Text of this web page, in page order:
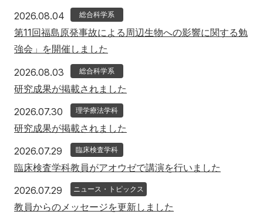
入試情報
地域の方へ
入学希望の方へ 在学生の方へ
卒業生の方へ 教職員の方へ
2026.08.04 2026年8月4日
総合科学系
第11回福島原発事故による周辺生物への影響に関する勉
強会」を開催しました
2026.08.03 2026年8月3日
総合科学系
研究成果が掲載されました
2026.07.30 2026年7月30日
理学療法学科
研究成果が掲載されました
2026.07.29 2026年7月29日
臨床検査学科
臨床検査学科教員がアオウゼで講演を行いました
2026.07.29 2026年7月29日
ニュース・トピックス
教員からのメッセージを更新しました